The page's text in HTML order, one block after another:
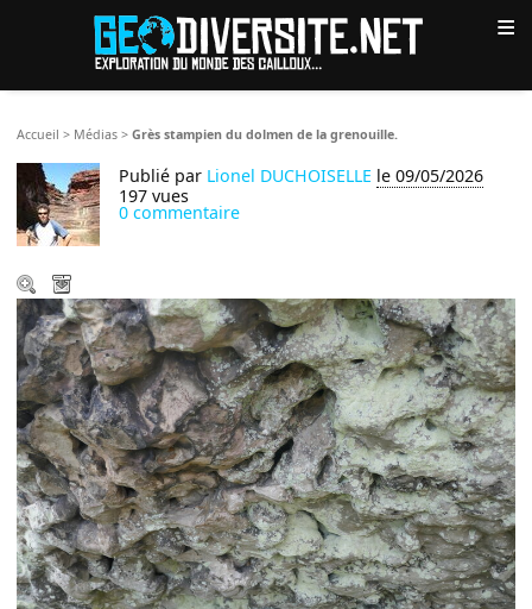
≡
Accueil > Médias >Grès stampien du dolmen de la grenouille.
Publié par Lionel DUCHOISELLE le 09/05/2026
197 vues
0 commentaire